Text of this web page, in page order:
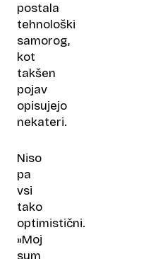
postala
tehnološki
samorog,
kot
takšen
pojav
opisujejo
nekateri.
Niso
pa
vsi
tako
optimistični.
»Moj
sum